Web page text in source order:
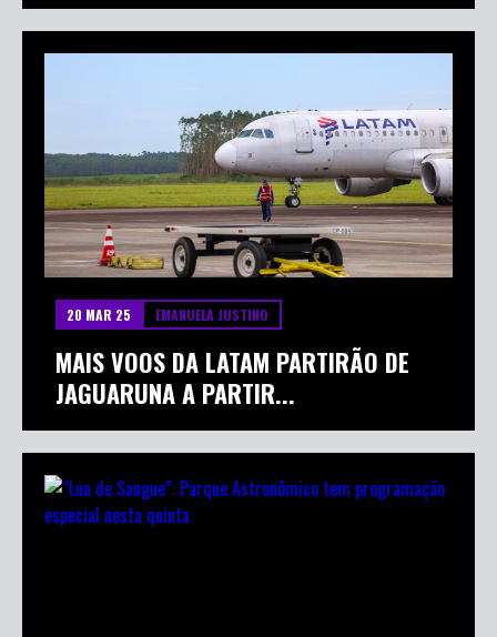
20 MAR 25 EMANUELA JUSTINO
MAIS VOOS DA LATAM PARTIRÃO DE
JAGUARUNA A PARTIR...